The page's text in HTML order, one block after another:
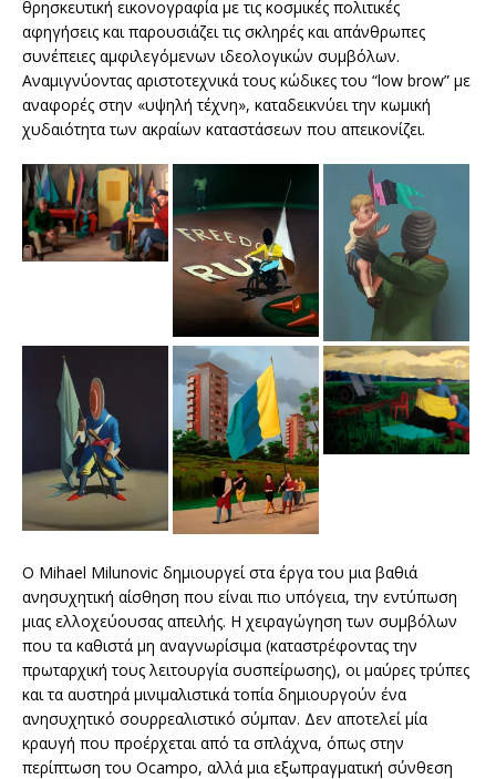
θρησκευτική εικονογραφία με τις κοσμικές πολιτικές
αφηγήσεις και παρουσιάζει τις σκληρές και απάνθρωπες
συνέπειες αμφιλεγόμενων ιδεολογικών συμβόλων.
Αναμιγνύοντας αριστοτεχνικά τους κώδικες του “low brow” με
αναφορές στην «υψηλή τέχνη», καταδεικνύει την κωμική
χυδαιότητα των ακραίων καταστάσεων που απεικονίζει.
Ο Mihael Milunovic δημιουργεί στα έργα του μια βαθιά
ανησυχητική αίσθηση που είναι πιο υπόγεια, την εντύπωση
μιας ελλοχεύουσας απειλής. Η χειραγώγηση των συμβόλων
που τα καθιστά μη αναγνωρίσιμα (καταστρέφοντας την
πρωταρχική τους λειτουργία συσπείρωσης), οι μαύρες τρύπες
και τα αυστηρά μινιμαλιστικά τοπία δημιουργούν ένα
ανησυχητικό σουρρεαλιστικό σύμπαν. Δεν αποτελεί μία
κραυγή που προέρχεται από τα σπλάχνα, όπως στην
περίπτωση του Ocampo, αλλά μια εξωπραγματική σύνθεση